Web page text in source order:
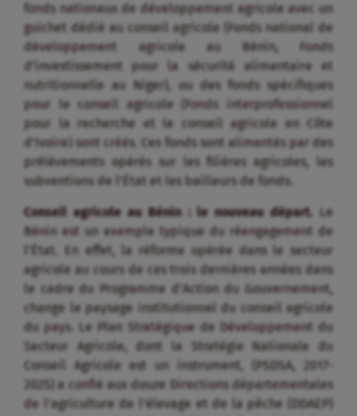
fonds nationaux de développement agricole avec un
guichet dédié au conseil agricole (Fonds national de
développement agricole au Bénin, Fonds
d’investissement pour la sécurité alimentaire et
nutritionnelle au Niger), ou des fonds spécifiques
pour le conseil agricole (Fonds interprofessionnel
pour la recherche et le conseil agricole en Côte
d’Ivoire) sont créés. Ces fonds sont alimentés par des
prélèvements opérés sur les filières agricoles, les
subventions de l’État et les bailleurs de fonds.
Conseil agricole au Bénin : le nouveau départ. Le
Bénin est un exemple typique du réengagement de
l’État. En effet, la réforme opérée dans le secteur
agricole au cours de ces trois dernières années dans
le cadre du Programme d’Action du Gouvernement,
change le paysage institutionnel du conseil agricole
du pays. Le Plan Stratégique de Développement du
Secteur Agricole, dont la Stratégie Nationale du
Conseil Agricole est un instrument, (PSDSA, 2017-
2025) a confié aux douze Directions départementales
de l’agriculture de l’élevage et de la pêche (DDAEP)